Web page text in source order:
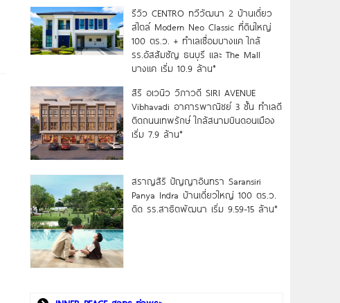
รีวิว CENTRO ทวีวัฒนา 2 บ้านเดี่ยว
สไตล์ Modern Neo Classic ที่ดินใหญ่
100 ตร.ว. + ทำเลเชื่อมบางแค ใกล้
รร.อัสสัมชัญ ธนบุรี และ The Mall
บางแค เริ่ม 10.9 ล้าน*
สิริ อเวนิว วิภาวดี SIRI AVENUE
Vibhavadi อาคารพาณิชย์ 3 ชั้น ทำเลดี
ติดถนนเทพรักษ์ ใกล้สนามบินดอนเมือง
เริ่ม 7.9 ล้าน*
สราญสิริ ปัญญาอินทรา Saransiri
Panya Indra บ้านเดี่ยวใหญ่ 100 ตร.ว.
ดิด รร.สาธิตพัฒนา เริ่ม 9.59-15 ล้าน*